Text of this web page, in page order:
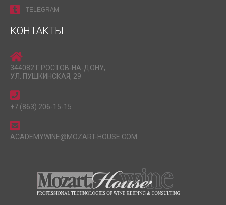
TELEGRAM
КОНТАКТЫ
344082 Г.РОСТОВ-НА-ДОНУ,
УЛ. ПУШКИНСКАЯ, 29
+7 (863) 206-15-15
ACADEMYWINE@MOZART-HOUSE.COM